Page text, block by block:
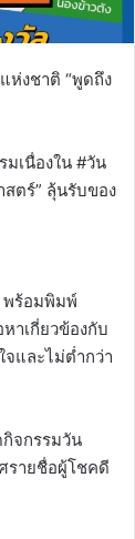
ห่งชาติ “พูดถึง
เนื่องใน #วัน
ตร์” ลุ้นรับของ
พร้อมพิมพ์
าเกี่ยวข้องกับ
และไม่ต่ำกว่า
กิจกรรมวัน
รายชื่อผู้โชคดี